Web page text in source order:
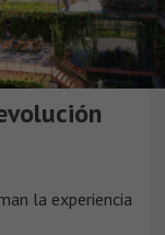
la experiencia